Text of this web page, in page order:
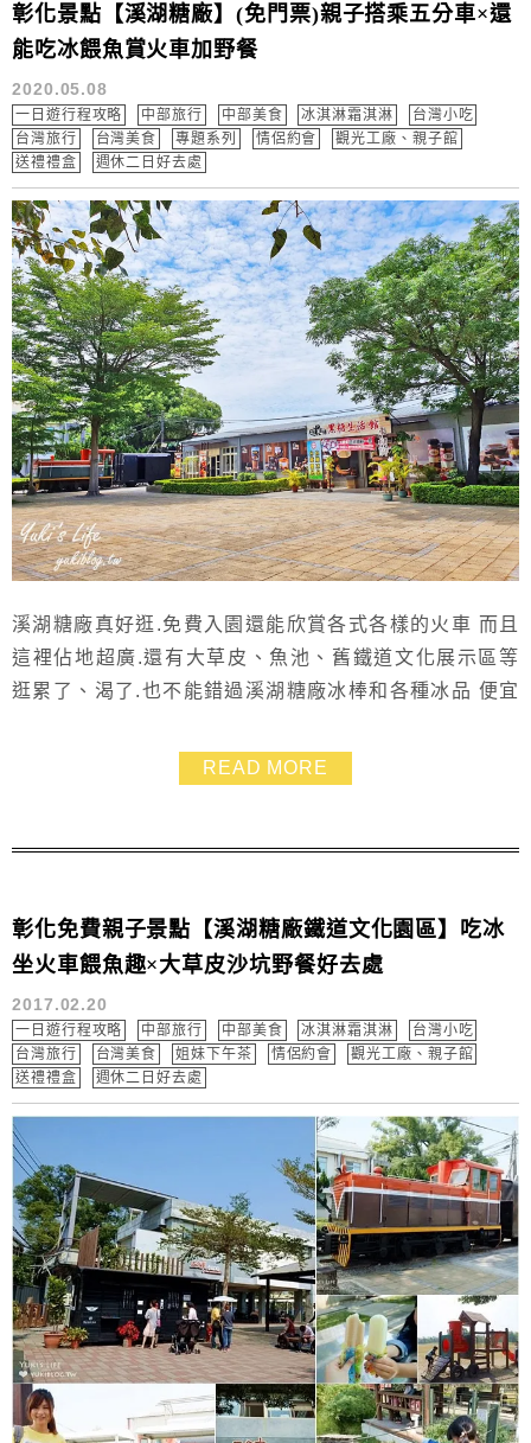
彰化景點【溪湖糖廠】(免門票)親子搭乘五分車×還
能吃冰餵魚賞火車加野餐
2020.05.08
一日遊行程攻略 中部旅行 中部美食 冰淇淋霜淇淋
台灣小吃
台灣旅行
台灣美食 專題系列 情侶約會
觀光工廠、親子館
送禮禮盒
週休二日好去處
溪湖糖廠真好逛.免費入園還能欣賞各式各樣的火車 而且
這裡佔地超廣.還有大草皮、魚池、舊鐵道文化展示區等
逛累了、渴了.也不能錯過溪湖糖廠冰棒和各種冰品 便宜
古的五分車 帶孩子來這邊可以玩好久～超放電的！ 景點
資訊 溪湖糖廠園區┃官網┃ 地址：彰化縣溪湖鎮彰水路
READ MORE
彰化免費親子景點【溪湖糖廠鐵道文化園區】吃冰
坐火車餵魚趣×大草皮沙坑野餐好去處
2017.02.20
一日遊行程攻略 中部旅行 中部美食 冰淇淋霜淇淋
台灣小吃
台灣旅行
台灣美食 姐妹下午茶 情侶約會
觀光工廠、親子館
送禮禮盒
週休二日好去處